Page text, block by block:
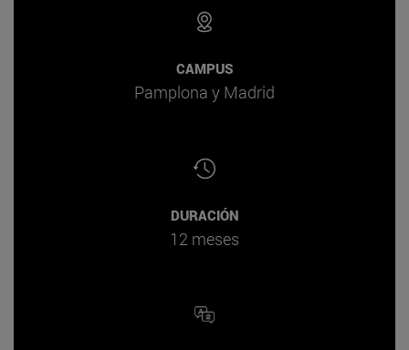
CAMPUS
Pamplona y Madrid
DURACIÓN
12 meses